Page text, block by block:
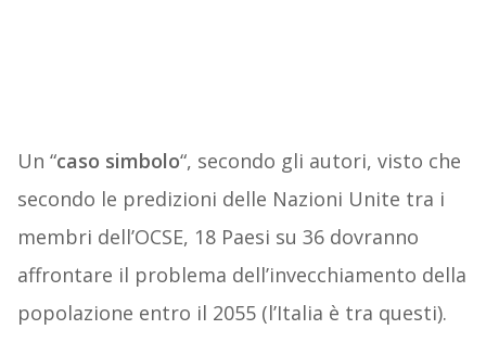
Un “caso simbolo“, secondo gli autori, visto che
secondo le predizioni delle Nazioni Unite tra i
membri dell’OCSE, 18 Paesi su 36 dovranno
affrontare il problema dell’invecchiamento della
popolazione entro il 2055 (l’Italia è tra questi).